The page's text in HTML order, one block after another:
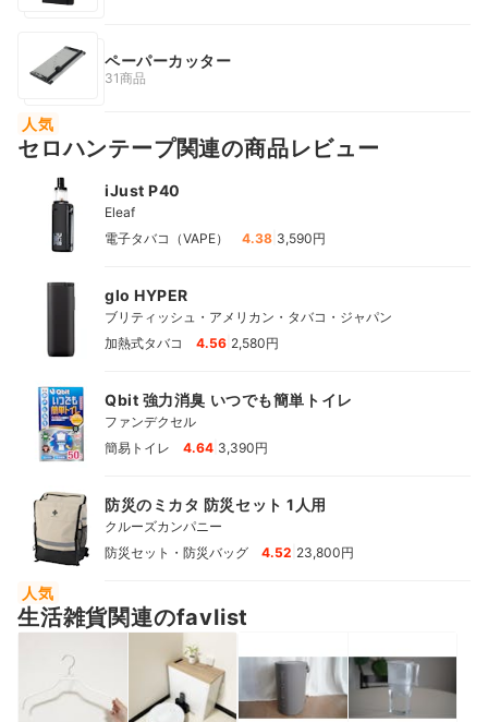
ペーパーカッター
31商品
人気
セロハンテープ関連の商品レビュー
iJust P40
Eleaf
電子タバコ（VAPE）
4.38 3,590円
glo HYPER
ブリティッシュ・アメリカン・タバコ・ジャパン
加熱式タバコ
4.56 2,580円
Qbit 強力消臭 いつでも簡単トイレ
ファンデクセル
簡易トイレ
4.64 3,390円
防災のミカタ 防災セット 1人用
クルーズカンパニー
防災セット・防災バッグ
4.52 23,800円
人気
生活雑貨関連のfavlist